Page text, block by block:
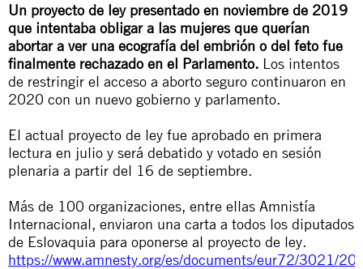
Un proyecto de ley presentado en noviembre de 2019
que intentaba obligar a las mujeres que querían
abortar a ver una ecografía del embrión o del feto fue
finalmente rechazado en el Parlamento. Los intentos
de restringir el acceso a aborto seguro continuaron en
2020 con un nuevo gobierno y parlamento.
El actual proyecto de ley fue aprobado en primera
lectura en julio y será debatido y votado en sesión
plenaria a partir del 16 de septiembre.
Más de 100 organizaciones, entre ellas Amnistía
Internacional, enviaron una carta a todos los diputados
de Eslovaquia para oponerse al proyecto de ley.
https://www.amnesty.org/es/documents/eur72/3021/